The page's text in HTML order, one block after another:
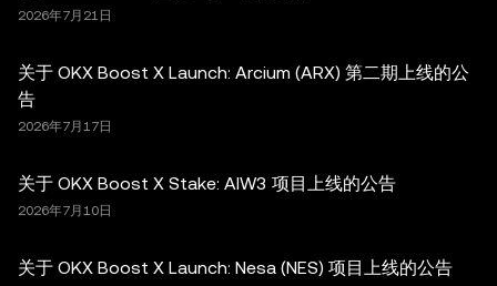
2026年7月21日
关于 OKX Boost X Launch: Arcium (ARX) 第二期上线的公
告
2026年7月17日
关于 OKX Boost X Stake: AIW3 项目上线的公告
2026年7月10日
关于 OKX Boost X Launch: Nesa (NES) 项目上线的公告